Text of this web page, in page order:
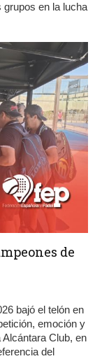
en la lucha
de
bajó el telón en
emoción y
Club, en
del